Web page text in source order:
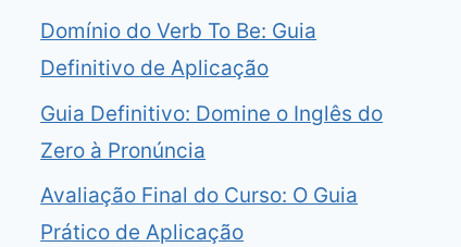
Domínio do Verb To Be: Guia
Definitivo de Aplicação
Guia Definitivo: Domine o Inglês do
Zero à Pronúncia
Avaliação Final do Curso: O Guia
Prático de Aplicação